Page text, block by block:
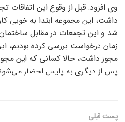
وی افزود: قبل از وقوع این اتفاقات
داشت، این مجموعه ابتدا به خوبی
شد و این تجمعات در مقابل
زمان درخواست بررسی کرده
مجوز داشت، حالا کسانی که این
پس از دیگری به پلیس احضار
پست قبلی